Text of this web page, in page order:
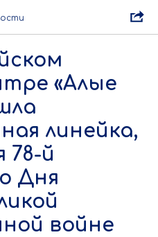
«Алые
линейка,
78-й
Дня
войне